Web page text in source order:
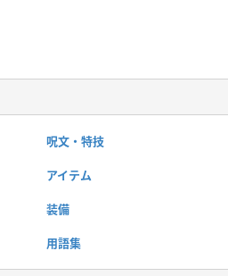
呪文・特技
アイテム
装備
用語集